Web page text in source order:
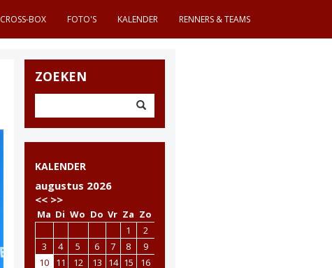
CROSS-BOX FOTO'S KALENDER RENNERS & TEAMS
ZOEKEN
KALENDER
augustus 2026
<< >>
Ma Di Wo Do Vr Za Zo
1
2
3
4 5 6 7 8
9
10
11 12 13 14 15
16